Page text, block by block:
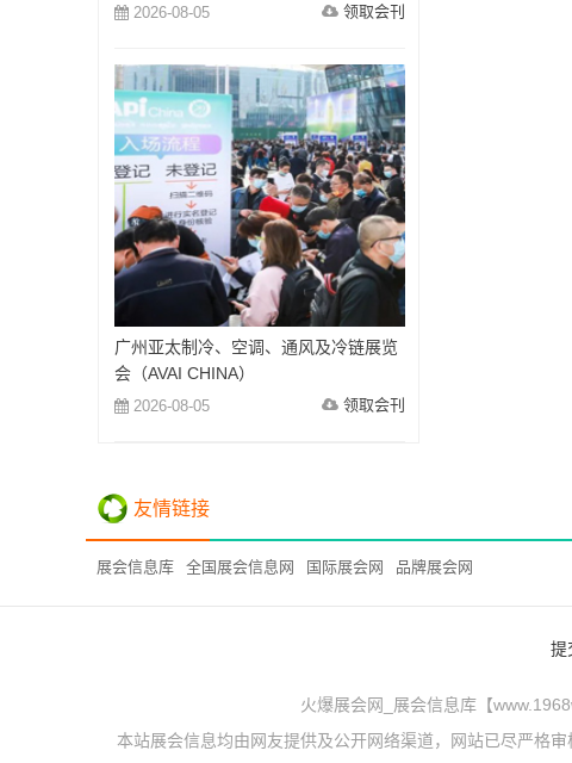
2026-08-05 领取会刊
广州亚太制冷、空调、通风及冷链展览
会（AVAI CHINA）
2026-08-05 领取会刊
友情链接
展会信息库 全国展会信息网 国际展会网 品牌展会网
提
火爆展会网_展会信息库【
本站展会信息均由网友提供及公开网络渠道，网站已尽严格